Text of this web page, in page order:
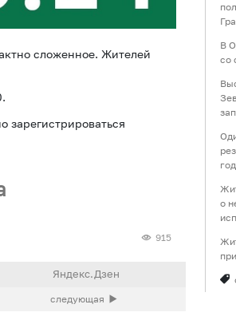
сложенное. Жителей
915
В
со
год
о